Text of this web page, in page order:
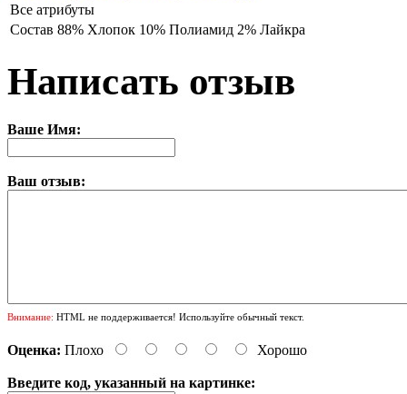
Все атрибуты
Состав 88% Хлопок 10% Полиамид 2% Лайкра
Написать отзыв
Ваше Имя:
Ваш отзыв:
Внимание: HTML не поддерживается! Используйте обычный текст.
Оценка: Плохо Хорошо
Введите код, указанный на картинке: